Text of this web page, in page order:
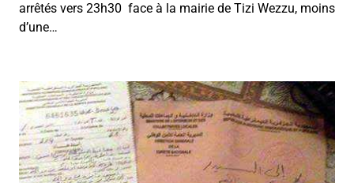
arrêtés vers 23h30 face à la mairie de Tizi Wezzu, moins
d’une…